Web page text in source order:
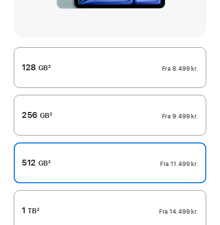
128 GB2 Fra8.499 kr.
256 GB2 Fra9.499 kr.
512 GB2 Fra11.499 kr.
1TB2 Fra14.499 kr.